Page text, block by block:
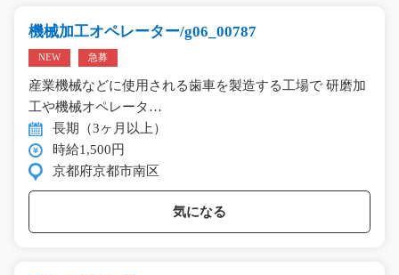
機械加工オペレーター/g06_00787
NEW 急募
産業機械などに使用される歯車を製造する工場で 研磨加
工や機械オペレータ…
長期（3ヶ月以上）
時給1,500円
京都府京都市南区
気になる